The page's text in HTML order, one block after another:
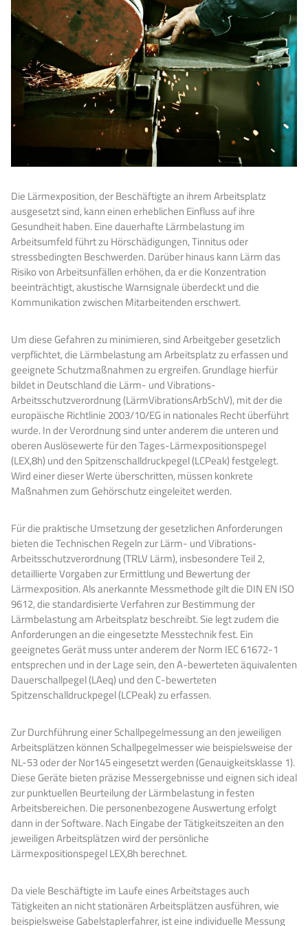
Die Lärmexposition, der Beschäftigte an ihrem Arbeitsplatz
ausgesetzt sind, kann einen erheblichen Einfluss auf ihre
Gesundheit haben. Eine dauerhafte Lärmbelastung im
Arbeitsumfeld führt zu Hörschädigungen, Tinnitus oder
stressbedingten Beschwerden. Darüber hinaus kann Lärm das
Risiko von Arbeitsunfällen erhöhen, da er die Konzentration
beeinträchtigt, akustische Warnsignale überdeckt und die
Kommunikation zwischen Mitarbeitenden erschwert.
Um diese Gefahren zu minimieren, sind Arbeitgeber gesetzlich
verpflichtet, die Lärmbelastung am Arbeitsplatz zu erfassen und
geeignete Schutzmaßnahmen zu ergreifen. Grundlage hierfür
bildet in Deutschland die Lärm- und Vibrations-
Arbeitsschutzverordnung (LärmVibrationsArbSchV), mit der die
europäische Richtlinie 2003/10/EG in nationales Recht überführt
wurde. In der Verordnung sind unter anderem die unteren und
oberen Auslösewerte für den Tages-Lärmexpositionspegel
(LEX,8h) und den Spitzenschalldruckpegel (LCPeak) festgelegt.
Wird einer dieser Werte überschritten, müssen konkrete
Maßnahmen zum Gehörschutz eingeleitet werden.
Für die praktische Umsetzung der gesetzlichen Anforderungen
bieten die Technischen Regeln zur Lärm- und Vibrations-
Arbeitsschutzverordnung (TRLV Lärm), insbesondere Teil 2,
detaillierte Vorgaben zur Ermittlung und Bewertung der
Lärmexposition. Als anerkannte Messmethode gilt die DIN EN ISO
9612, die standardisierte Verfahren zur Bestimmung der
Lärmbelastung am Arbeitsplatz beschreibt. Sie legt zudem die
Anforderungen an die eingesetzte Messtechnik fest. Ein
geeignetes Gerät muss unter anderem der Norm IEC 61672-1
entsprechen und in der Lage sein, den A-bewerteten äquivalenten
Dauerschallpegel (LAeq) und den C-bewerteten
Spitzenschalldruckpegel (LCPeak) zu erfassen.
Zur Durchführung einer Schallpegelmessung an den jeweiligen
Arbeitsplätzen können Schallpegelmesser wie beispielsweise der
NL-53 oder der Nor145 eingesetzt werden (Genauigkeitsklasse 1).
Diese Geräte bieten präzise Messergebnisse und eignen sich ideal
zur punktuellen Beurteilung der Lärmbelastung in festen
Arbeitsbereichen. Die personenbezogene Auswertung erfolgt
dann in der Software. Nach Eingabe der Tätigkeitszeiten an den
jeweiligen Arbeitsplätzen wird der persönliche
Lärmexpositionspegel LEX,8h berechnet.
Da viele Beschäftigte im Laufe eines Arbeitstages auch
Tätigkeiten an nicht stationären Arbeitsplätzen ausführen, wie
beispielsweise Gabelstaplerfahrer, ist eine individuelle Messung